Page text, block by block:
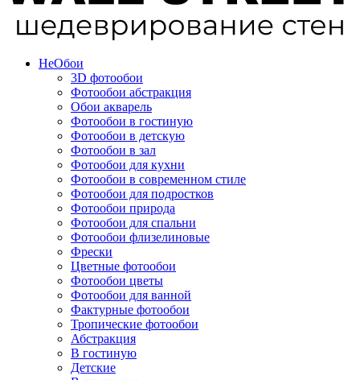
НеОбои
3D фотообои
Фотообои абстракция
Обои акварель
Фотообои в гостиную
Фотообои в детскую
Фотообои в зал
Фотообои для кухни
Фотообои в современном стиле
Фотообои для подростков
Фотообои природа
Фотообои для спальни
Фотообои флизелиновые
Фрески
Цветные фотообои
Фотообои цветы
Фотообои для ванной
Фактурные фотообои
Тропические фотообои
Абстракция
В гостиную
Детские